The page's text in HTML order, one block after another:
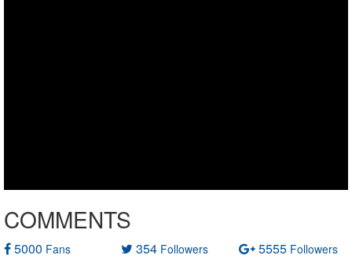
COMMENTS
5000 Fans 354 Followers 5555 Followers